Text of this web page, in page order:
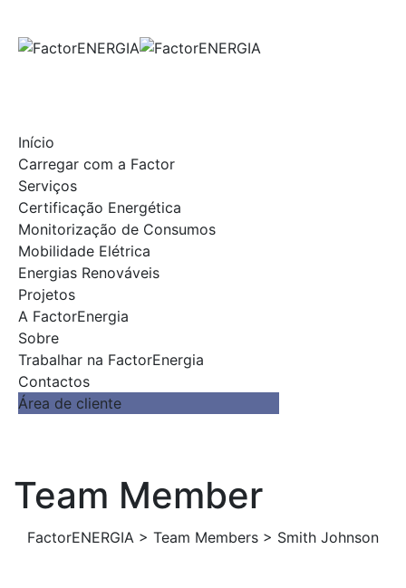
content
Início
Carregar com a Factor
Serviços
Certificação Energética
Monitorização de Consumos
Mobilidade Elétrica
Energias Renováveis
Projetos
A FactorEnergia
Sobre
Trabalhar na FactorEnergia
Contactos
Área de cliente
Team Member
FactorENERGIA > Team Members > Smith Johnson